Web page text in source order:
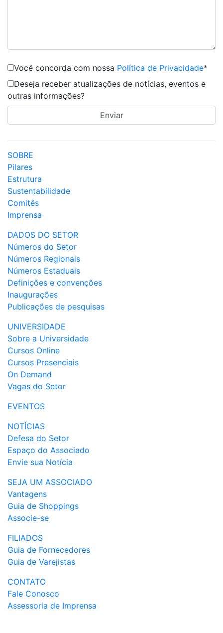
Você concorda com nossa Política de Privacidade*
Deseja receber atualizações de notícias, eventos e
outras informações?
SOBRE
Pilares
Estrutura
Sustentabilidade
Comitês
Imprensa
DADOS DO SETOR
Números do Setor
Números Regionais
Números Estaduais
Definições e convenções
Inaugurações
Publicações de pesquisas
UNIVERSIDADE
Sobre a Universidade
Cursos Online
Cursos Presenciais
On Demand
Vagas do Setor
EVENTOS
NOTÍCIAS
Defesa do Setor
Espaço do Associado
Envie sua Notícia
SEJA UM ASSOCIADO
Vantagens
Guia de Shoppings
Associe-se
FILIADOS
Guia de Fornecedores
Guia de Varejistas
CONTATO
Fale Conosco
Assessoria de Imprensa